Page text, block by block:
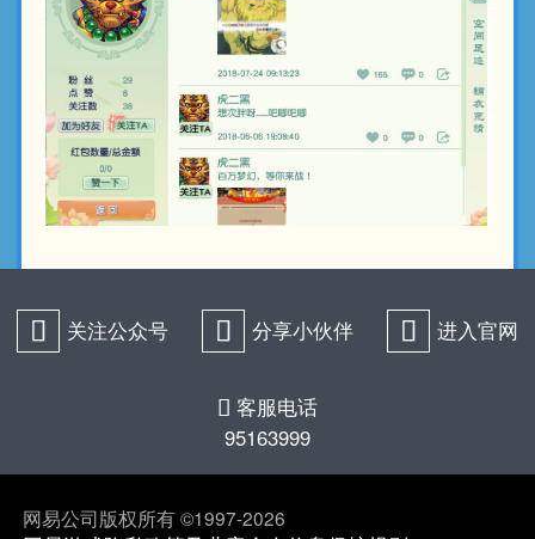
򰀁 关注公众号 򰀂 分享小伙伴 򰀄 进入官网
򰀃 客服电话
95163999
网易公司版权所有 ©1997-2026